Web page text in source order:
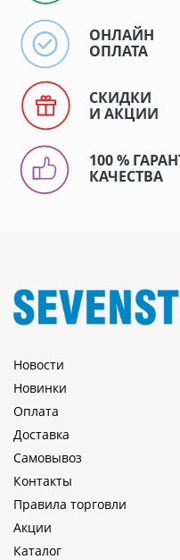
ОНЛАЙН
ОПЛАТА
СКИДКИ
И АКЦИИ
100 %
КАЧЕСТВА
Новости
Новинки
Оплата
Доставка
Самовывоз
Контакты
Правила торговли
Акции
Каталог